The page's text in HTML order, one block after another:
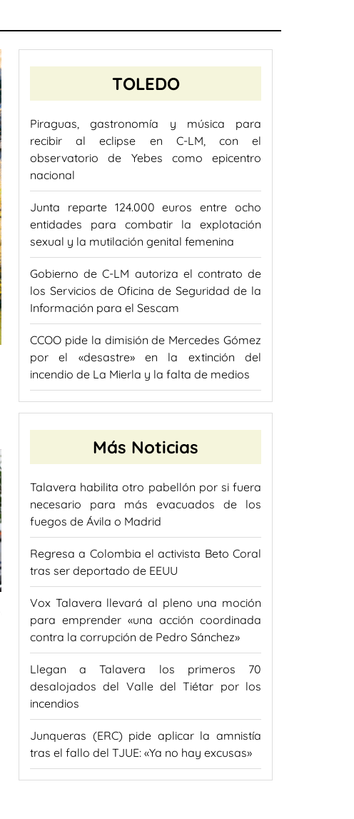
TOLEDO
Piraguas, gastronomía y música para
recibir al eclipse en C-LM, con el
observatorio de Yebes como epicentro
nacional
Junta reparte 124.000 euros entre ocho
entidades para combatir la explotación
sexual y la mutilación genital femenina
Gobierno de C-LM autoriza el contrato de
los Servicios de Oficina de Seguridad de la
Información para el Sescam
CCOO pide la dimisión de Mercedes Gómez
por el «desastre» en la extinción del
incendio de La Mierla y la falta de medios
Más Noticias
Talavera habilita otro pabellón por si fuera
necesario para más evacuados de los
fuegos de Ávila o Madrid
Regresa a Colombia el activista Beto Coral
tras ser deportado de EEUU
Vox Talavera llevará al pleno una moción
para emprender «una acción coordinada
contra la corrupción de Pedro Sánchez»
Llegan a Talavera los primeros 70
desalojados del Valle del Tiétar por los
incendios
Junqueras (ERC) pide aplicar la amnistía
tras el fallo del TJUE: «Ya no hay excusas»